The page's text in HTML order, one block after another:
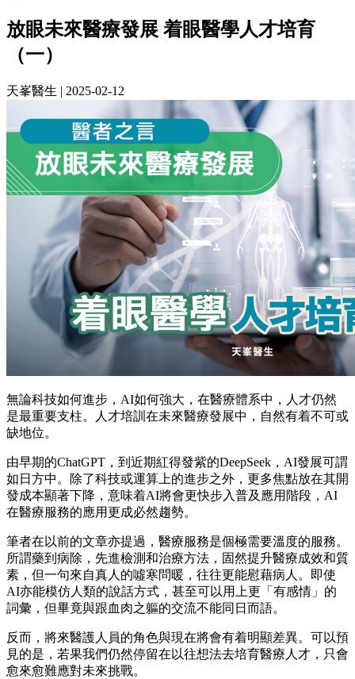
放眼未來醫療發展 着眼醫學人才培育
（一）
天峯醫生 | 2025-02-12
無論科技如何進步，AI如何強大，在醫療體系中，人才仍然
是最重要支柱。人才培訓在未來醫療發展中，自然有着不可或
缺地位。
由早期的ChatGPT，到近期紅得發紫的DeepSeek，AI發展可謂
如日方中。除了科技或運算上的進步之外，更多焦點放在其開
發成本顯著下降，意味着AI將會更快步入普及應用階段，AI
在醫療服務的應用更成必然趨勢。
筆者在以前的文章亦提過，醫療服務是個極需要溫度的服務。
所謂藥到病除，先進檢測和治療方法，固然提升醫療成效和質
素，但一句來自真人的噓寒問暖，往往更能慰藉病人。即使
AI亦能模仿人類的說話方式，甚至可以用上更「有感情」的
詞彙，但畢竟與跟血肉之軀的交流不能同日而語。
反而，將來醫護人員的角色與現在將會有着明顯差異。可以預
見的是，若果我們仍然停留在以往想法去培育醫療人才，只會
愈來愈難應對未來挑戰。